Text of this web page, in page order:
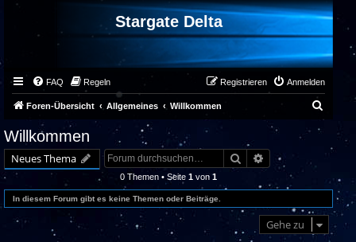
Stargate Delta
FAQ Regeln Anmelden
Registrieren
Foren-Übersicht Allgemeines Willkommen
Willkommen
Neues Thema Suche Erweiterte Suche
0 Themen • Seite 1 von 1
In diesem Forum gibt es keine Themen oder Beiträge.
Gehe zu